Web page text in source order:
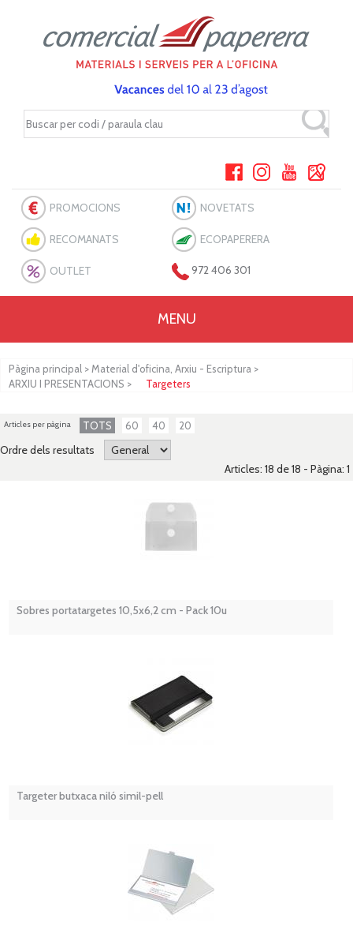
PROMOCIONS NOVETATS
RECOMANATS ECOPAPERERA
OUTLET 972 406 301
MENU
Pàgina principal > Material d'oficina, Arxiu - Escriptura >
ARXIU I PRESENTACIONS > Targeters
Articles per pàgina TOTS 60 40 20
Ordre dels resultats
Articles: 18 de 18 - Pàgina: 1
Sobres portatargetes 10,5x6,2 cm - Pack 10u
Targeter butxaca niló simil-pell